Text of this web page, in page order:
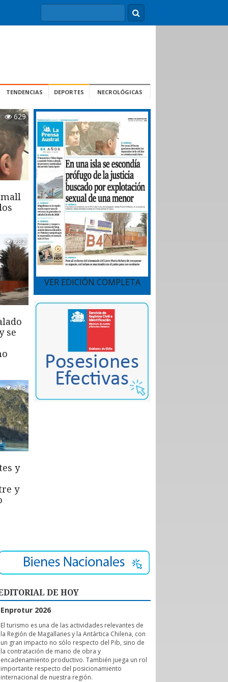
TENDENCIAS DEPORTES NECROLÓGICAS
629
282
se
213
y
y
VER EDICIÓN COMPLETA
DE HOY
Enprotur 2026
El turismo es una de las actividades relevantes de
la Región de Magallanes y la Antártica Chilena, con
un gran impacto no sólo respecto del Pib, sino de
la contratación de mano de obra y
encadenamiento productivo. También juega un rol
importante respecto del posicionamiento
internacional de nuestra región.